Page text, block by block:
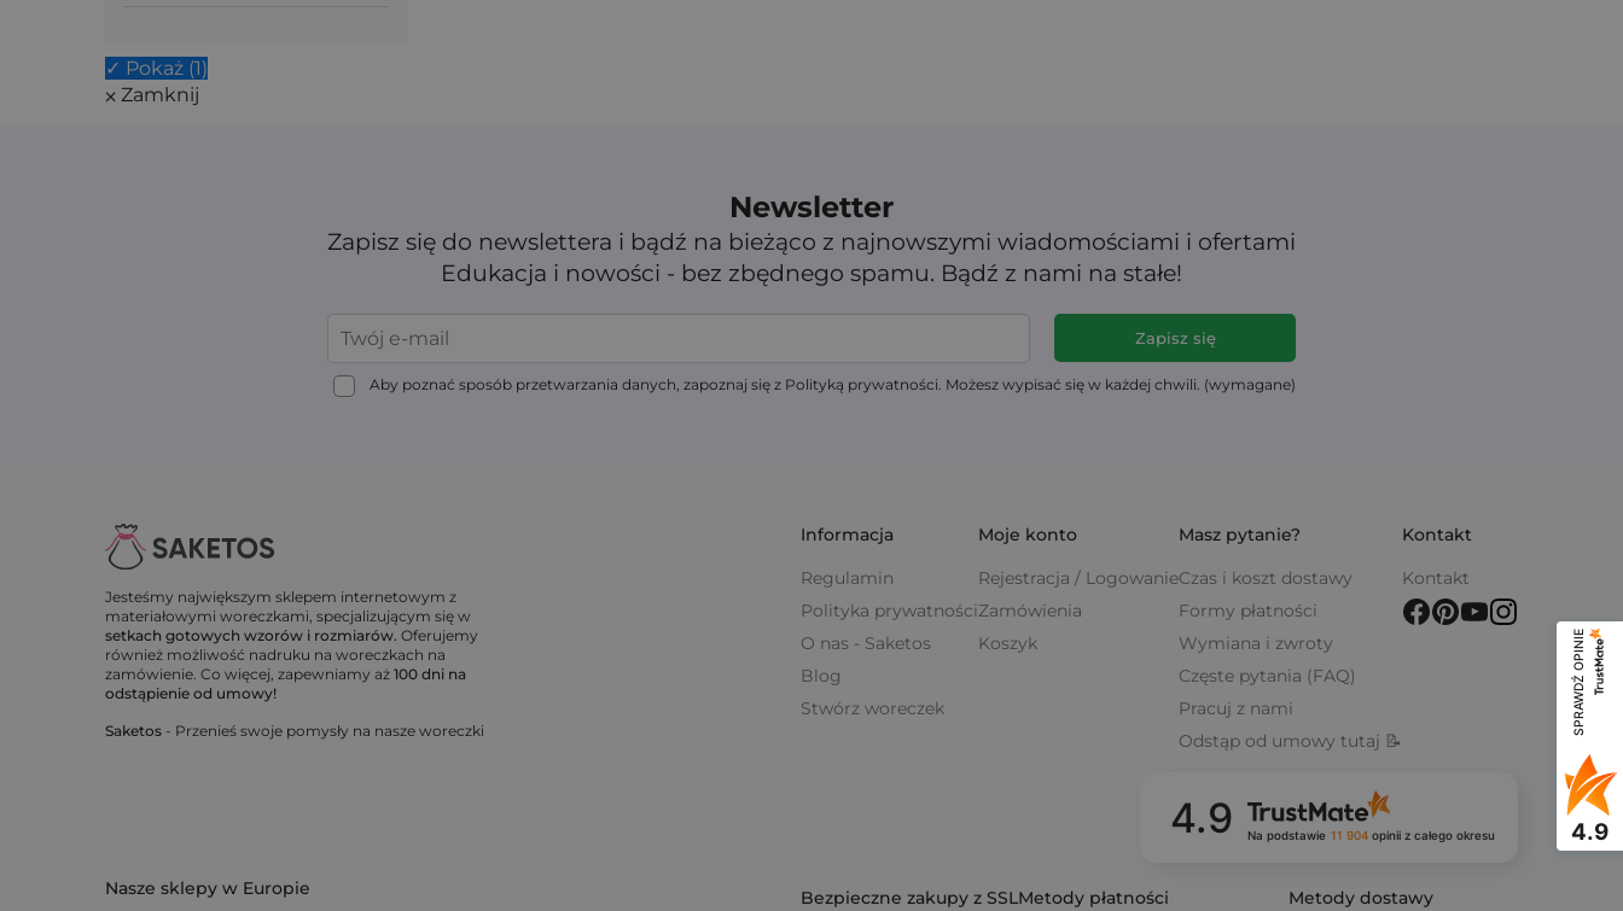
✓ Pokaż (1)
⨉ Zamknij
Newsletter
Zapisz się do newslettera i bądź na bieżąco z najnowszymi wiadomościami i ofertami
Edukacja i nowości - bez zbędnego spamu. Bądź z nami na stałe!
Aby poznać sposób przetwarzania danych, zapoznaj się z Polityką prywatności. Możesz wypisać się w każdej chwili. (wymagane)
Jesteśmy największym sklepem internetowym z
materiałowymi woreczkami, specjalizującym się w
setkach gotowych wzorów i rozmiarów. Oferujemy
również możliwość nadruku na woreczkach na
zamówienie. Co więcej, zapewniamy aż 100 dni na
odstąpienie od umowy!
Saketos - Przenieś swoje pomysły na nasze woreczki
Nasze sklepy w Europie
Informacja
Regulamin
Polityka prywatności
O nas - Saketos
Blog
Stwórz woreczek
Moje konto
Rejestracja / Logowanie
Zamówienia
Koszyk
Masz pytanie?
Czas i koszt dostawy
Formy płatności
Wymiana i zwroty
Częste pytania (FAQ)
Pracuj z nami
Odstąp od umowy tutaj 📝
Kontakt
Kontakt
4.9 Na podstawie 11 904opinii z całego okresu
Bezpieczne zakupy z SSLMetody płatności Metody dostawy
SPRAWDŹ OPINIE
4.9